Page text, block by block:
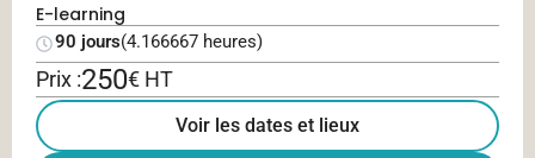
E-learning
90 jours(4.166667 heures)
Prix :250€ HT
Voir les dates et lieux